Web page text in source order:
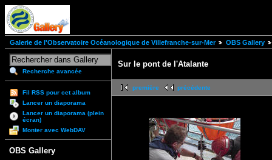
Galerie de l'Observatoire Océanologique de Villefranche-sur-Mer OBS Gallery
Recherche avancée
Fil RSS pour cet album
Lancer un diaporama
Lancer un diaporama (plein
écran)
Monter avec WebDAV
OBS Gallery
Sur le pont de l'Atalante
première précédente